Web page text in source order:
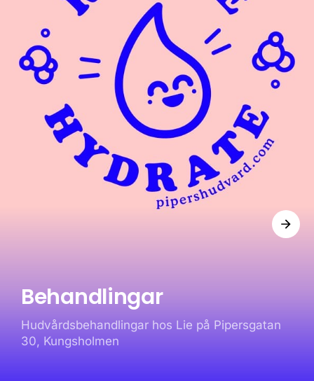
Behandlingar
Hudvårdsbehandlingar hos Lie på Pipersgatan
30, Kungsholmen